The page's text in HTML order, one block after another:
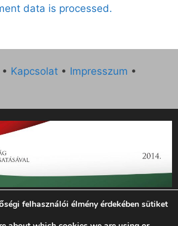
data is processed.
• Kapcsolat • Impresszum •
hetilap 2014. évi működésének
KCP-14-P-0121 sz. támogatási
3 000 000 Ft összegben támogatta az
felhasználói élmény érdekében sütiket